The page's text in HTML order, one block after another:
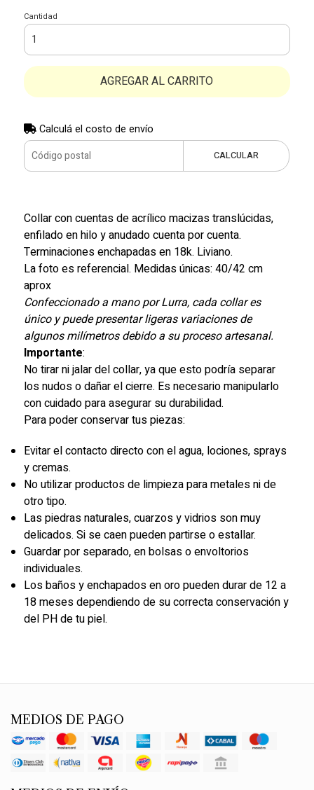
Cantidad
AGREGAR AL CARRITO
Calculá el costo de envío
CALCULAR
Collar con cuentas de acrílico macizas translúcidas,
enfilado en hilo y anudado cuenta por cuenta.
Terminaciones enchapadas en 18k. Liviano.
La foto es referencial. Medidas únicas: 40/42 cm
aprox
Confeccionado a mano por Lurra, cada collar es
único y puede presentar ligeras variaciones de
algunos milímetros debido a su proceso artesanal.
Importante:
No tirar ni jalar del collar, ya que esto podría separar
los nudos o dañar el cierre. Es necesario manipularlo
con cuidado para asegurar su durabilidad.
Para poder conservar tus piezas:
Evitar el contacto directo con el agua, lociones, sprays
y cremas.
No utilizar productos de limpieza para metales ni de
otro tipo.
Las piedras naturales, cuarzos y vidrios son muy
delicados. Si se caen pueden partirse o estallar.
Guardar por separado, en bolsas o envoltorios
individuales.
Los baños y enchapados en oro pueden durar de 12 a
18 meses dependiendo de su correcta conservación y
del PH de tu piel.
MEDIOS DE PAGO